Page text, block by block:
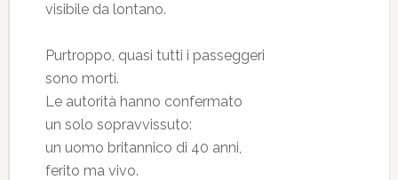
visibile da lontano.
Purtroppo, quasi tutti i passeggeri
sono morti.
Le autorità hanno confermato
un solo sopravvissuto:
un uomo britannico di 40 anni,
ferito ma vivo.